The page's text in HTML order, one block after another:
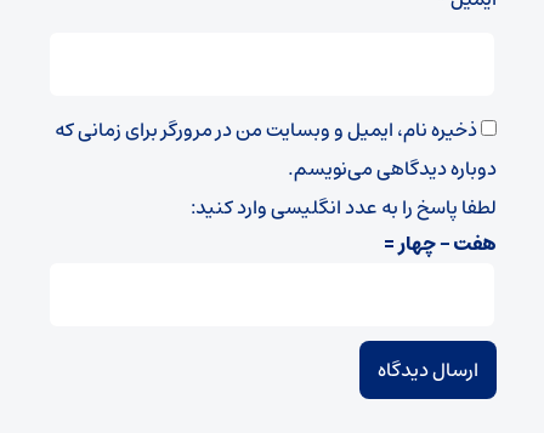
ذخیره نام، ایمیل و وبسایت من در مرورگر برای زمانی که
دوباره دیدگاهی می‌نویسم.
لطفا پاسخ را به عدد انگلیسی وارد کنید:
هفت − چهار =